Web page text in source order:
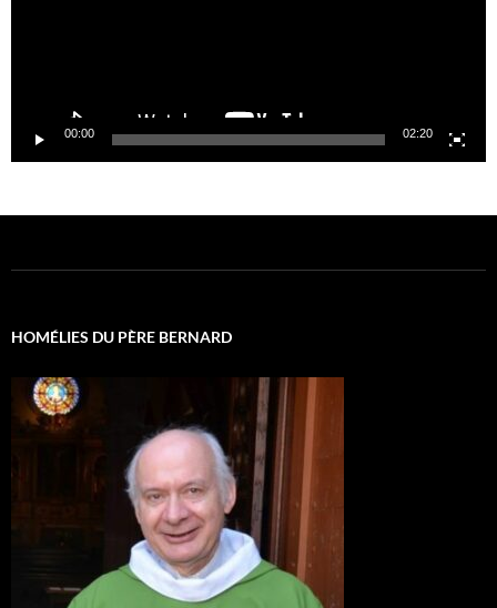
00:00 02:20
HOMÉLIES DU PÈRE BERNARD